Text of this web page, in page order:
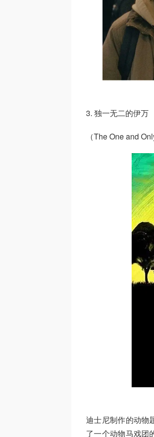
3. 独一无二的伊万
（The One and
迪士尼制作的动物
了一个动物马戏团